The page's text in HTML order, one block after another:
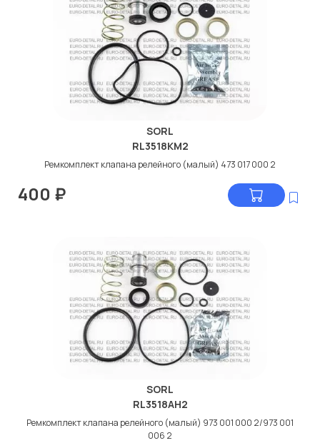
SORL
RL3518KМ2
Ремкомплект клапана релейного (малый) 473 017 000 2
400 ₽
SORL
RL3518AH2
Ремкомплект клапана релейного (малый) 973 001 000 2/973 001
006 2